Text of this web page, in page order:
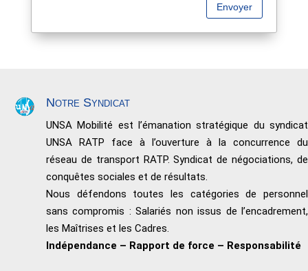
Envoyer
Notre Syndicat
UNSA Mobilité est l’émanation stratégique du syndicat
UNSA RATP face à l’ouverture à la concurrence du
réseau de transport RATP. Syndicat de négociations, de
conquêtes sociales et de résultats.
Nous défendons toutes les catégories de personnel
sans compromis : Salariés non issus de l’encadrement,
les Maîtrises et les Cadres.
Indépendance – Rapport de force – Responsabilité